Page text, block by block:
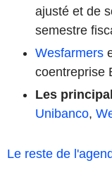
ajusté et de
semestre
Wesfarmers
coentreprise
Les
Unibanco,
Le reste de